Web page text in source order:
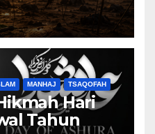
MANHAJ TSAQOFAH
Hari
Tahun